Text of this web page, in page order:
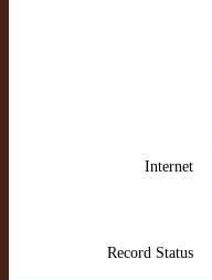
Internet
Record Status